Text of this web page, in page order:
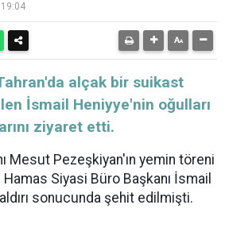
alçak bir suikast
İsmail Heniyye'nin oğulları
ziyaret etti.
Mesut Pezeşkiyan'ın yemin töreni
Siyasi Büro Başkanı İsmail
sonucunda şehit edilmişti.